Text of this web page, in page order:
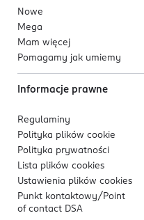
Nowe
Mega
Mam więcej
Pomagamy jak umiemy
Informacje prawne
Regulaminy
Polityka plików cookie
Polityka prywatności
Lista plików cookies
Ustawienia plików cookies
Punkt kontaktowy/ Point
of contact DSA